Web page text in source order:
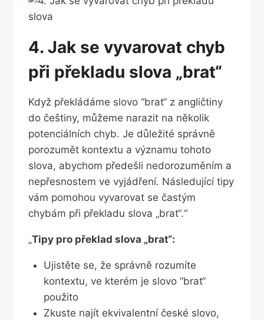
4. ⁤Jak se vyvarovat chyb
při překladu slova „brat“
Když překládáme slovo ‍“brat“ ⁢z angličtiny
do češtiny, můžeme narazit na několik
potenciálních chyb. Je důležité ‍správně
porozumět kontextu a⁤ významu tohoto
slova, abychom předešli nedorozuměním a
⁤nepřesnostem ve vyjádření. Následující tipy
vám ‌pomohou vyvarovat se častým
chybám při překladu slova „brat“.“
„Tipy pro překlad slova „brat“:
Ujistěte se, že správně rozumíte
kontextu, ve kterém ⁢je​ slovo ‌“brat“
použito
Zkuste najít ekvivalentní české slovo,